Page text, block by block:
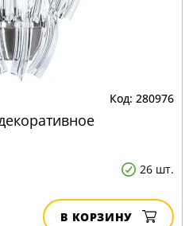
280976
26 шт.
В КОРЗИНУ